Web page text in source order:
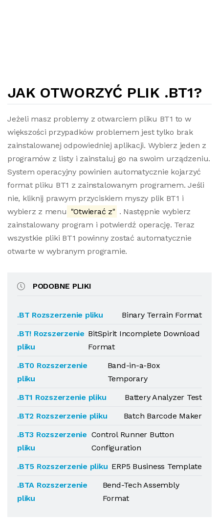
JAK OTWORZYĆ PLIK .BT1?
Jeżeli masz problemy z otwarciem pliku BT1 to w
większości przypadków problemem jest tylko brak
zainstalowanej odpowiedniej aplikacji. Wybierz jeden z
programów z listy i zainstaluj go na swoim urządzeniu.
System operacyjny powinien automatycznie kojarzyć
format pliku BT1 z zainstalowanym programem. Jeśli
nie, kliknij prawym przyciskiem myszy plik BT1 i
wybierz z menu "Otwierać z" . Następnie wybierz
zainstalowany program i potwierdź operację. Teraz
wszystkie pliki BT1 powinny zostać automatycznie
otwarte w wybranym programie.
PODOBNE PLIKI
.BT Rozszerzenie pliku
Binary Terrain Format
.BT! Rozszerzenie
pliku
BitSpirit Incomplete Download
Format
.BT0 Rozszerzenie
pliku
Band-in-a-Box
Temporary
.BT1 Rozszerzenie pliku
Battery Analyzer Test
.BT2 Rozszerzenie pliku
Batch Barcode Maker
.BT3 Rozszerzenie
pliku
Control Runner Button
Configuration
.BT5 Rozszerzenie pliku ERP5 Business Template
.BTA Rozszerzenie
pliku
Bend-Tech Assembly
Format